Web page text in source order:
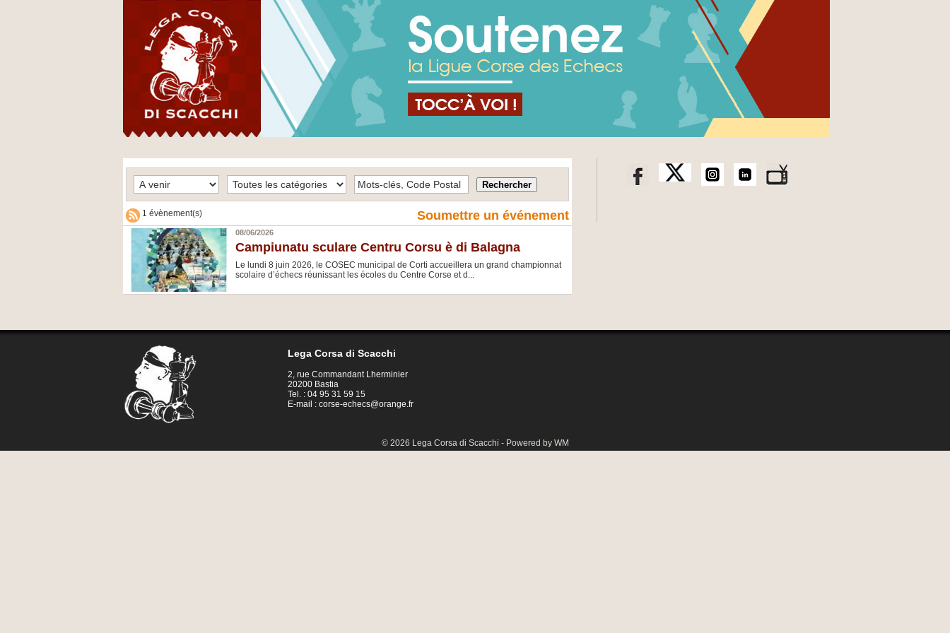
1 évènement(s) Soumettre un événement
08/06/2026
Campiunatu sculare Centru Corsu è di Balagna
Le lundi 8 juin 2026, le COSEC municipal de Corti accueillera un grand championnat
scolaire d’échecs réunissant les écoles du Centre Corse et d...
Lega Corsa di Scacchi
2, rue Commandant Lherminier
20200 Bastia
Tel. : 04 95 31 59 15
E-mail : corse-echecs@orange.fr
© 2026 Lega Corsa di Scacchi - Powered by WM